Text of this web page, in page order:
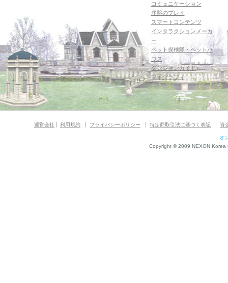
コミュニケーション
序盤のプレイ
スマートコンテンツ
インタラクションメーカ
ー
ペット探検隊・ペットハ
ウス
ダンジョンガイド
マギグラフィ
運営会社 利用規約 プライバシーポリシー 特定商取引法に基づく表記 資
オ
Copyright © 2009 NEXON Korea